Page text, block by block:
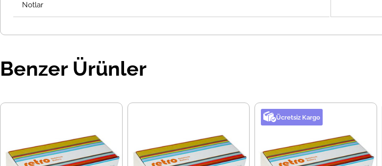
Notlar
Benzer Ürünler
Ücretsiz Kargo